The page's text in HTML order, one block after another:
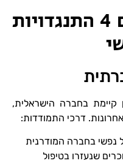
כיצד להתמודד עם 4 התנגדויות
קיימת בחברה הישראלית,
דרכי התמודדות:
נפשי בחברה המודרנית
שנעזרו בטיפול